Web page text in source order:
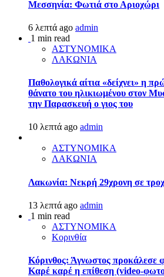
Μεσσηνία: Φωτιά στο Αριοχώρι
6 λεπτά ago admin
1 min read
ΑΣΤΥΝΟΜΙΚΑ
ΛΑΚΩΝΙΑ
Παθολογικά αίτια «δείχνει» η
θάνατο του ηλικιωμένου στον
την Παρασκευή ο γιος του
10 λεπτά ago admin
ΑΣΤΥΝΟΜΙΚΑ
ΛΑΚΩΝΙΑ
Λακωνία: Νεκρή 29χρονη σε
13 λεπτά ago admin
1 min read
ΑΣΤΥΝΟΜΙΚΑ
Κορινθία
Κόρινθος: Άγνωστος προκάλεσε
Καρέ καρέ η επίθεση (video-